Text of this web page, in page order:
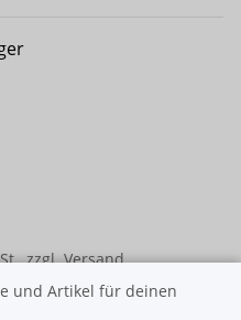
und Artikel für deinen
zzgl.Versand
2026